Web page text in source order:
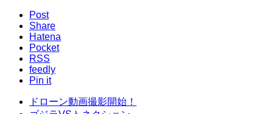
Post
Share
Hatena
Pocket
RSS
feedly
Pin it
ドローン動画撮影開始！